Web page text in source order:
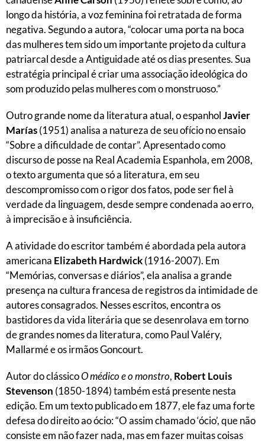
longo da história, a voz feminina foi retratada de forma
negativa. Segundo a autora, “colocar uma porta na boca
das mulheres tem sido um importante projeto da cultura
patriarcal desde a Antiguidade até os dias presentes. Sua
estratégia principal é criar uma associação ideológica do
som produzido pelas mulheres com o monstruoso.”
Outro grande nome da literatura atual, o espanholJavier
Marías(1951) analisa a natureza de seu ofício no ensaio
“Sobre a dificuldade de contar”. Apresentado como
discurso de posse na Real Academia Espanhola, em 2008,
o texto argumenta que só a literatura, em seu
descompromisso com o rigor dos fatos, pode ser fiel à
verdade da linguagem, desde sempre condenada ao erro,
à imprecisão e à insuficiência.
A atividade do escritor também é abordada pela autora
americana Elizabeth Hardwick(1916-2007). Em
“Memórias, conversas e diários”, ela analisa a grande
presença na cultura francesa de registros da intimidade de
autores consagrados. Nesses escritos, encontra os
bastidores da vida literária que se desenrolava em torno
de grandes nomes da literatura, como Paul Valéry,
Mallarmé e os irmãos Goncourt.
Autor do clássicoO médico e o monstro, Robert Louis
Stevenson (1850-1894) também está presente nesta
edição. Em um texto publicado em 1877, ele faz uma forte
defesa do direito ao ócio: “O assim chamado ‘ócio’, que não
consiste em não fazer nada, mas em fazer muitas coisas